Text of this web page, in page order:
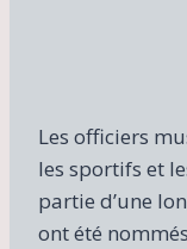
Les officiers
les sportifs et
partie d’une
ont été